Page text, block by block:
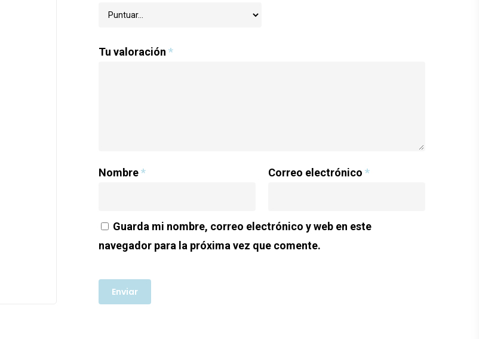
Tu valoración *
Nombre* Correo electrónico*
Guarda mi nombre, correo electrónico y web en este
navegador para la próxima vez que comente.